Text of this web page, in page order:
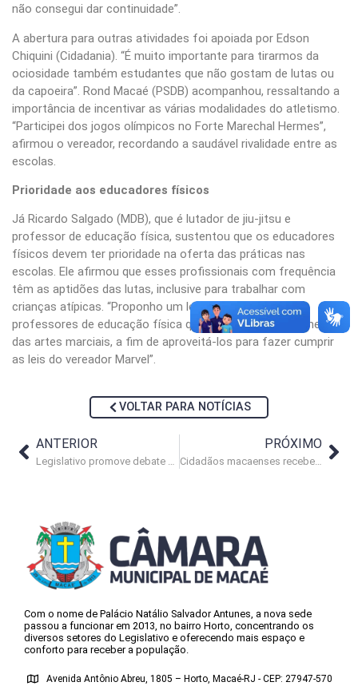
não consegui dar continuidade”.
A abertura para outras atividades foi apoiada por Edson
Chiquini (Cidadania). “É muito importante para tirarmos da
ociosidade também estudantes que não gostam de lutas ou
da capoeira”. Rond Macaé (PSDB) acompanhou, ressaltando a
importância de incentivar as várias modalidades do atletismo.
“Participei dos jogos olímpicos no Forte Marechal Hermes”,
afirmou o vereador, recordando a saudável rivalidade entre as
escolas.
Prioridade aos educadores físicos
Já Ricardo Salgado (MDB), que é lutador de jiu-jitsu e
professor de educação física, sustentou que os educadores
físicos devem ter prioridade na oferta das práticas nas
escolas. Ele afirmou que esses profissionais com frequência
têm as aptidões das lutas, inclusive para trabalhar com
crianças atípicas. “Proponho um levantamento dos
professores de educação física que tenham o conhecimento
das artes marciais, a fim de aproveitá-los para fazer cumprir
as leis do vereador Marvel”.
VOLTAR PARA NOTÍCIAS
ANTERIOR
Legislativo promove debate e reflexão sobre equidade de gênero
PRÓXIMO
Cidadãos macaenses recebem reconhecimento da Câmara
Com o nome de Palácio Natálio Salvador Antunes, a nova sede
passou a funcionar em 2013, no bairro Horto, concentrando os
diversos setores do Legislativo e oferecendo mais espaço e
conforto para receber a população.
Avenida Antônio Abreu, 1805 – Horto, Macaé-RJ - CEP: 27947-570